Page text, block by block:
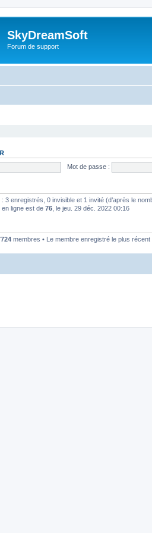
SkyDreamSoft
Forum de support
Mot de passe :
3 enregistrés, 0 invisible et 1 invité (d’après le
en ligne est de 76 , le jeu. 29 déc. 2022 00:16
membres • Le membre enregistré le plus récent